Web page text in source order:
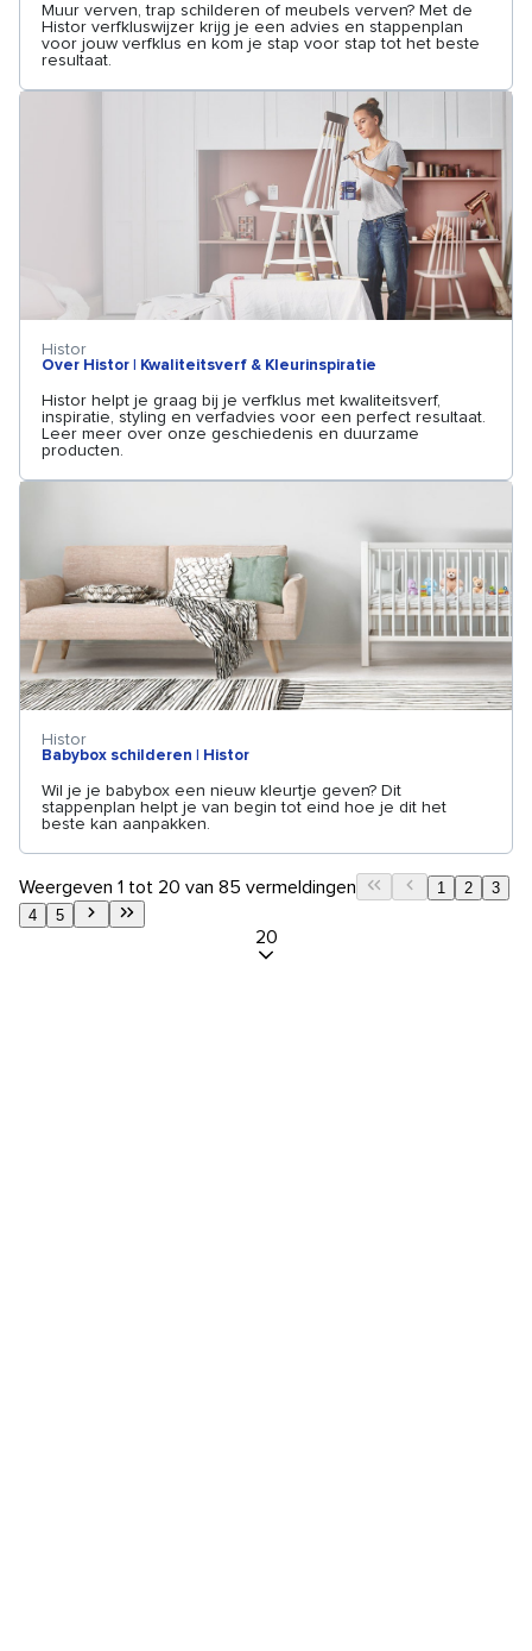
Muur verven, trap schilderen of meubels verven? Met de
Histor verfkluswijzer krijg je een advies en stappenplan
voor jouw verfklus en kom je stap voor stap tot het beste
resultaat.
Histor
Over Histor | Kwaliteitsverf & Kleurinspiratie
Histor helpt je graag bij je verfklus met kwaliteitsverf,
inspiratie, styling en verfadvies voor een perfect resultaat.
Leer meer over onze geschiedenis en duurzame
producten.
Histor
Babybox schilderen | Histor
Wil je je babybox een nieuw kleurtje geven? Dit
stappenplan helpt je van begin tot eind hoe je dit het
beste kan aanpakken.
Weergeven 1 tot 20 van 85 vermeldingen 1 2
3
4
5
20